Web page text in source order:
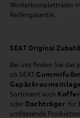
Winterkompletträder
Reifengarantie.
SEAT Original
Bei uns finden Sie das
ob SEAT
Sortiment auch
oder Dachträger für
umfassende